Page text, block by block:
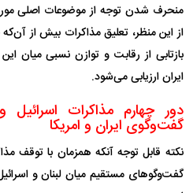
منحرف شدن توجه از موضوعات اصلی
از این منظر، تعلیق مذاکرات بیش از
بازتابی از رقابت و توازن نسبی میان
ایران ارزیابی می‌شود.
دور چهارم مذاکرات
گفت‌وگوی ایران و امریکا
نکته قابل توجه آنکه همزمان با توقف
گفت‌وگوهای مستقیم میان لبنان و